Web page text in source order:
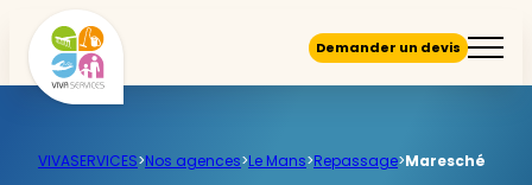
Demander un devis
VIVASERVICES>Nos agences>Le Mans>Repassage>Maresché